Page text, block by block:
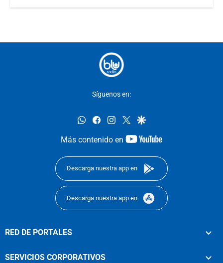
Síguenos en:
whatsappfacebookinstagram
twittergoogle
Más contenido en
youtube-
Descarga nuestra app en
Descarga nuestra app en
RED DE PORTALES
SERVICIOS CORPORATIVOS